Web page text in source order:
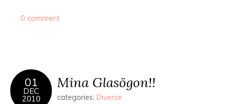
0 comment
01
DEC
2010
Mina Glasögon!!
categories: Diverse